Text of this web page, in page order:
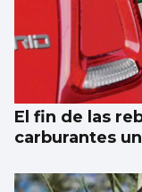
El fin de las
carburantes